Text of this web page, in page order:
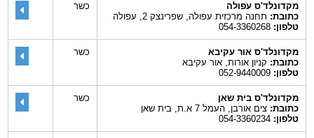
מקדונלד'ס עפולה
כתובת:תחנה מרכזית עפולה, שפרינצק 2, עפולה
טלפון:054-3360268
כשר
מקדונלד'ס אור עקיבא
כתובת:קניון אורות, אור עקיבא
טלפון:052-9440009
כשר
מקדונלד'ס בית שאן
כתובת:צים אורבן, העמל 7 א.ת, בית שאן
טלפון:054-3360234
כשר